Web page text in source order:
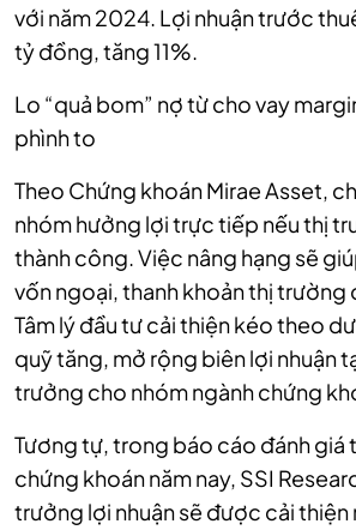
với năm 2024. Lợi nhuận trước
tỷ đồng, tăng 11%.
Lo “quả bom” nợ từ cho vay
phình to
Theo Chứng khoán Mirae Asset,
nhóm hưởng lợi trực tiếp nếu thị
thành công. Việc nâng hạng sẽ
vốn ngoại, thanh khoản thị trường
Tâm lý đầu tư cải thiện kéo theo
quỹ tăng, mở rộng biên lợi nhuận
trưởng cho nhóm ngành chứng
Tương tự, trong báo cáo đánh giá
chứng khoán năm nay, SSI
trưởng lợi nhuận sẽ được cải thiện